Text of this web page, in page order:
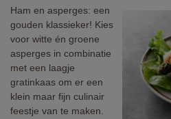
Ham en asperges: een
gouden klassieker! Kies
voor witte én groene
asperges in combinatie
met een laagje
gratinkaas om er een
klein maar fijn culinair
feestje van te maken.